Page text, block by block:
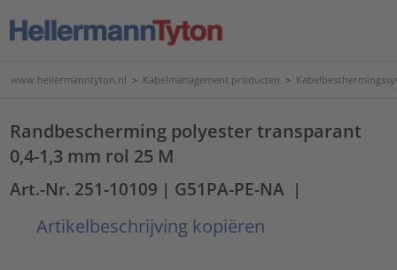
www.hellermanntyton.nl > Kabelmanagement producten >
Randbescherming polyester transparant
0,4-1,3 mm rol 25 M
Art.-Nr. 251-10109 | G51PA-PE-NA |
Artikelbeschrijving kopiëren